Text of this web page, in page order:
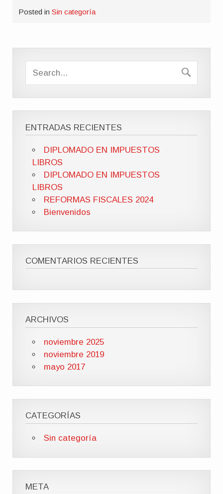
Posted inSin categoría
ENTRADAS RECIENTES
DIPLOMADO EN IMPUESTOS
LIBROS
DIPLOMADO EN IMPUESTOS
LIBROS
REFORMAS FISCALES 2024
Bienvenidos
COMENTARIOS RECIENTES
ARCHIVOS
noviembre 2025
noviembre 2019
mayo 2017
CATEGORÍAS
Sin categoría
META